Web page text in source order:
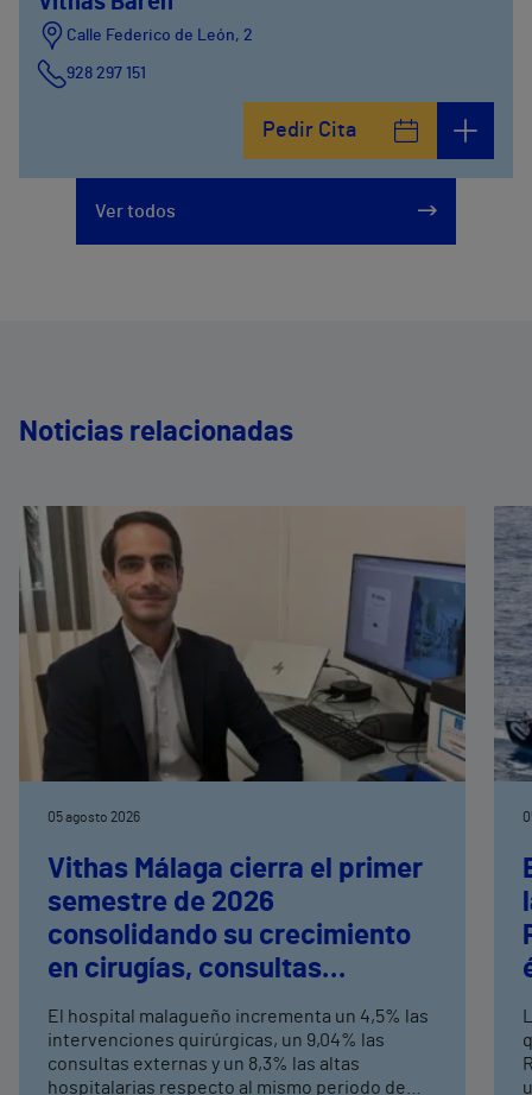
Calle Federico de León, 2
928 297 151
Pedir Cita
Ver todos
Noticias relacionadas
05 agosto 2026
Vithas Málaga cierra el primer
semestre de 2026
consolidando su crecimiento
en cirugías, consultas
El hospital malagueño incrementa un 4,5% las
intervenciones quirúrgicas, un 9,04% las
consultas externas y un 8,3% las altas
hospitalarias respecto al mismo periodo de